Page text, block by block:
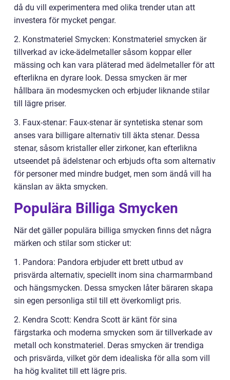
då du vill experimentera med olika trender utan att
investera för mycket pengar.
2. Konstmateriel Smycken: Konstmateriel smycken är
tillverkad av icke-ädelmetaller såsom koppar eller
mässing och kan vara pläterad med ädelmetaller för att
efterlikna en dyrare look. Dessa smycken är mer
hållbara än modesmycken och erbjuder liknande stilar
till lägre priser.
3. Faux-stenar: Faux-stenar är syntetiska stenar som
anses vara billigare alternativ till äkta stenar. Dessa
stenar, såsom kristaller eller zirkoner, kan efterlikna
utseendet på ädelstenar och erbjuds ofta som alternativ
för personer med mindre budget, men som ändå vill ha
känslan av äkta smycken.
Populära Billiga Smycken
När det gäller populära billiga smycken finns det några
märken och stilar som sticker ut:
1. Pandora: Pandora erbjuder ett brett utbud av
prisvärda alternativ, speciellt inom sina charmarmband
och hängsmycken. Dessa smycken låter bäraren skapa
sin egen personliga stil till ett överkomligt pris.
2. Kendra Scott: Kendra Scott är känt för sina
färgstarka och moderna smycken som är tillverkade av
metall och konstmateriel. Deras smycken är trendiga
och prisvärda, vilket gör dem idealiska för alla som vill
ha hög kvalitet till ett lägre pris.